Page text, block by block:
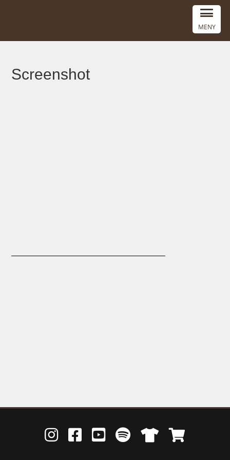
MENY
Screenshot